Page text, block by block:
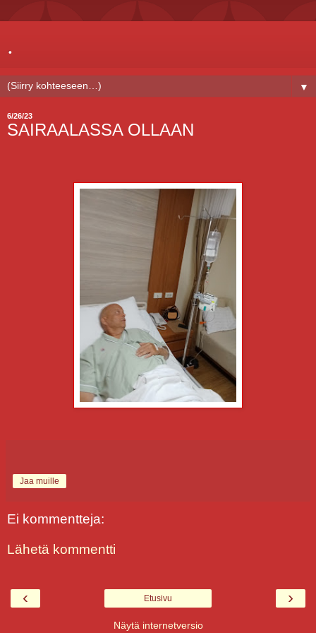
.
▼
6/26/23
SAIRAALASSA OLLAAN
Jaa muille
Ei kommentteja:
Lähetä kommentti
‹ ›
Etusivu
Näytä internetversio